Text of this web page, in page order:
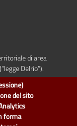
di area
Delrio”).
Data" della
del sito
forma